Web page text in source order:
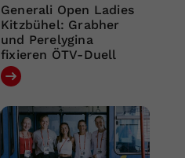
Generali Open Ladies
Kitzbühel: Grabher
und Perelygina
fixieren ÖTV-Duell